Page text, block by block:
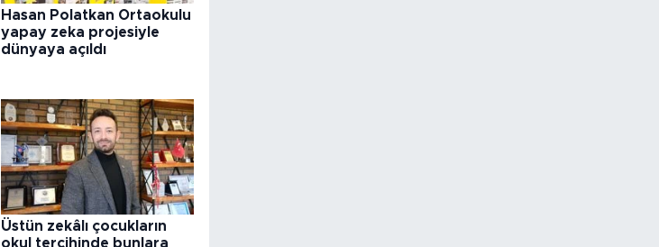
Hasan Polatkan Ortaokulu
yapay zeka projesiyle
dünyaya açıldı
Üstün zekâlı çocukların
okul tercihinde bunlara